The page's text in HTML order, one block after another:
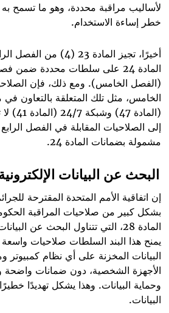
لأساليب مراقبة محددة، وهو ما تسمح به
خطر إساءة الاستخدام.
أخيرًا، تجيز المادة 23
المادة 24 على سلطات محددة ضمن
(الفصل الخامس). ومع ذلك، فإن
الخامس، مثل تلك المتعلقة بالتعاون في
(المادة
إلى الصلاحيات المقابلة في الفصل
مشمولة بضمانات المادة 24.
البحث عن البيانات
إن اتفاقية الأمم المتحدة المقترحة
بشكل كبير من صلاحيات المراقبة
المادة 28، التي تتناول البحث عن
يمنح هذا البند السلطات صلاحيات
البيانات المخزنة على أي نظام كمبيوتر
الأجهزة الشخصية، دون ضمانات
وحماية البيانات. وهذا يشكل تهديدًا
البيانات.